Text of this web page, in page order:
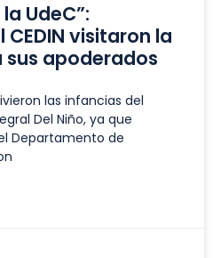
UdeC”:
visitaron la
apoderados
las infancias del
Del Niño, ya que
Departamento de